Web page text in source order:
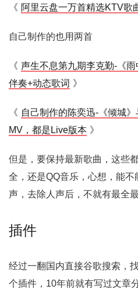
《 阿里云盘一万首精选KTV歌
自己制作的也用两首
《 声生不息第九期李克勤-《
伴奏+动态歌词 》
《 自己制作的陈奕迅-《倾城
MV，都是Live版本 》
但是，要保持最新歌曲，这些
全，还是QQ音乐，心想，能
声，去除人声后，不就有最全
插件
经过一翻国内直接谷歌搜索，
个插件，10年前就有写过文章